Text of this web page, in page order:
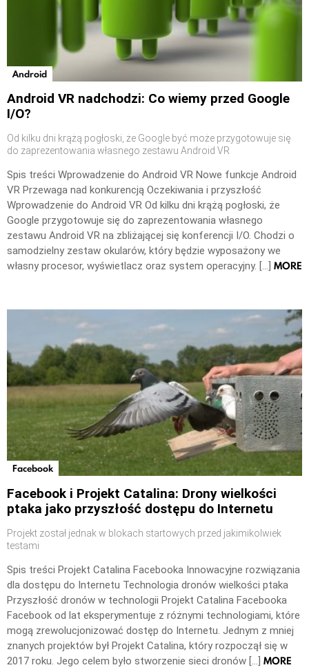
Android
Android VR nadchodzi: Co wiemy przed Google
I/O?
Od kilku dni krążą pogłoski, że Google być może przygotowuje się
do zaprezentowania własnego zestawu Android VR
Spis treści Wprowadzenie do Android VR Nowe funkcje Android
VR Przewaga nad konkurencją Oczekiwania i przyszłość
Wprowadzenie do Android VR Od kilku dni krążą pogłoski, że
Google przygotowuje się do zaprezentowania własnego
zestawu Android VR na zbliżającej się konferencji I/O. Chodzi o
samodzielny zestaw okularów, który będzie wyposażony we
własny procesor, wyświetlacz oraz system operacyjny. […] MORE
Facebook
Facebook i Projekt Catalina: Drony wielkości
ptaka jako przyszłość dostępu do Internetu
Projekt został jednak w blokach startowych przed jakimikolwiek
testami
Spis treści Projekt Catalina Facebooka Innowacyjne rozwiązania
dla dostępu do Internetu Technologia dronów wielkości ptaka
Przyszłość dronów w technologii Projekt Catalina Facebooka
Facebook od lat eksperymentuje z różnymi technologiami, które
mogą zrewolucjonizować dostęp do Internetu. Jednym z mniej
znanych projektów był Projekt Catalina, który rozpoczął się w
2017 roku. Jego celem było stworzenie sieci dronów […] MORE